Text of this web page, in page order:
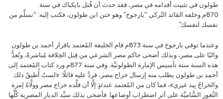
طولون في تثبيت أقدامه في مصر، فقد حدث أن قُتل بايكباك في سنة
870م وخلفه القائد التُركي “يارجوخ” وهو ختن ابن طولون، فكتب إليه: “تسلَّم من
نفسك لنفسك”.
وعندما توفي يارجوخ في سنة 873م قام الخليفة المُعتمد باقرار أحمد بن طولون
واليًا على مصر، وبذلك أضحى حاكم مصر الشرعي من قِبل الخِلافة مُباشرةً، وتُعدُّ
هذه السنة سنة تأسيس الإمارة الطولونيَّة. وفي سنة 877م ورد كتاب المُعتمد إلى
أحمد بن طولون يطلب منه إرسال خراج مصر، فردَّ عليه قائلًا: «لستُ أُطيقُ ذلك
والخراجُ بِيد غيري»، فما كان من المُعتمد عندئذٍ إلَّا أن قلَّده خراج مصر وولَّاهُ إمرة
الثُغور الشَّاميَّة على أثر اضطراب أوضاعها. فأضحى بذلك سيِّد الديار المصرية كُلَّها